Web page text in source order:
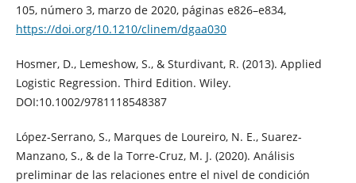
105, número 3, marzo de 2020, páginas e826–e834,
https://doi.org/10.1210/clinem/dgaa030
Hosmer, D., Lemeshow, S., & Sturdivant, R. (2013). Applied
Logistic Regression. Third Edition. Wiley.
DOI:10.1002/9781118548387
López-Serrano, S., Marques de Loureiro, N. E., Suarez-
Manzano, S., & de la Torre-Cruz, M. J. (2020). Análisis
preliminar de las relaciones entre el nivel de condición